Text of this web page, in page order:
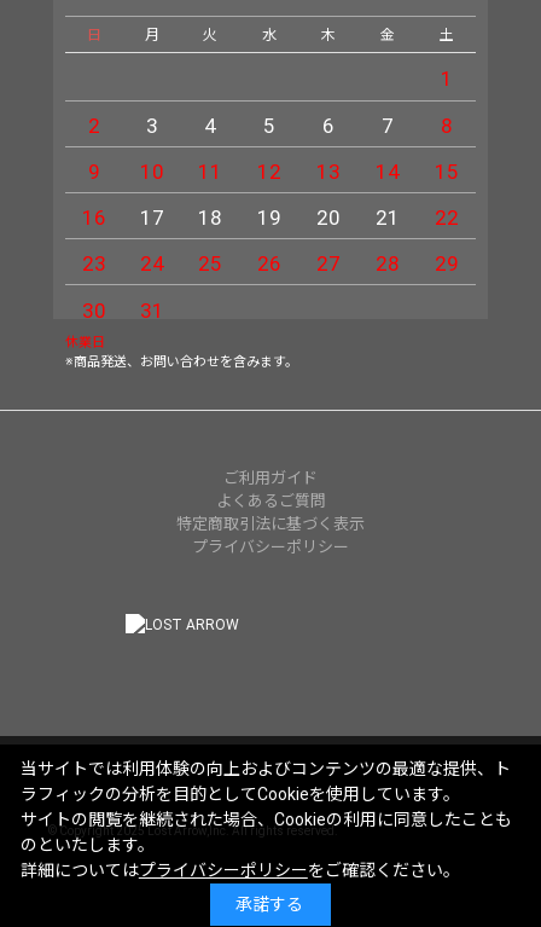
日 月 火 水 木 金 土
1
2
3 4 5 6 7
8
9
10 11 12 13 14
15
16
17 18 19 20 21
22
23
24 25 26 27 28
29
30
31
休業日
※商品発送、お問い合わせを含みます。
ご利用ガイド
よくあるご質問
特定商取引法に基づく表示
プライバシーポリシー
© Copyright 2025 Lost Arrow,Inc. All rights reserved.
当サイトでは利用体験の向上およびコンテンツの最適な提供、ト
ラフィックの分析を目的としてCookieを使用しています。
サイトの閲覧を継続された場合、Cookieの利用に同意したことも
のといたします。
詳細についてはプライバシーポリシーをご確認ください。
承諾する